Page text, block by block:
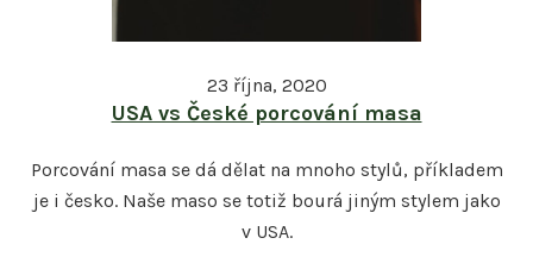
23 října, 2020
USA vs České porcování masa
Porcování masa se dá dělat na mnoho stylů, příkladem
je i česko. Naše maso se totiž bourá jiným stylem jako
v USA.